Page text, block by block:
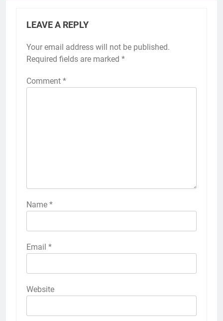
LEAVE A REPLY
Your email address will not be published.
Required fields are marked *
Comment *
Name *
Email *
Website